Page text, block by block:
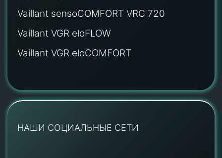
Vaillant sensoCOMFORT VRC 720
Vaillant VGR eloFLOW
Vaillant VGR eloCOMFORT
НАШИ СОЦИАЛЬНЫЕ СЕТИ